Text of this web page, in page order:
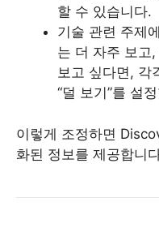
할 수 있습니다.
기술 관련 주제
는 더 자주 보고,
보고 싶다면, 각
“덜 보기”를 설
이렇게 조정하면
화된 정보를 제공합니